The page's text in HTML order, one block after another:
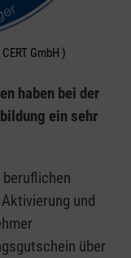
GmbH )
haben bei der
ein sehr
und
über